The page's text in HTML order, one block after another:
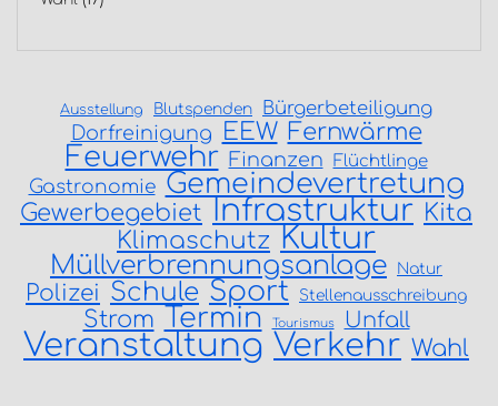
Ausstellung Blutspenden Bürgerbeteiligung
Dorfreinigung EEW Fernwärme
Feuerwehr Finanzen Flüchtlinge
Gastronomie Gemeindevertretung
Gewerbegebiet Infrastruktur Kita
Klimaschutz Kultur
Müllverbrennungsanlage Natur
Polizei Schule Sport Stellenausschreibung
Strom Termin Tourismus Unfall
Veranstaltung Verkehr Wahl